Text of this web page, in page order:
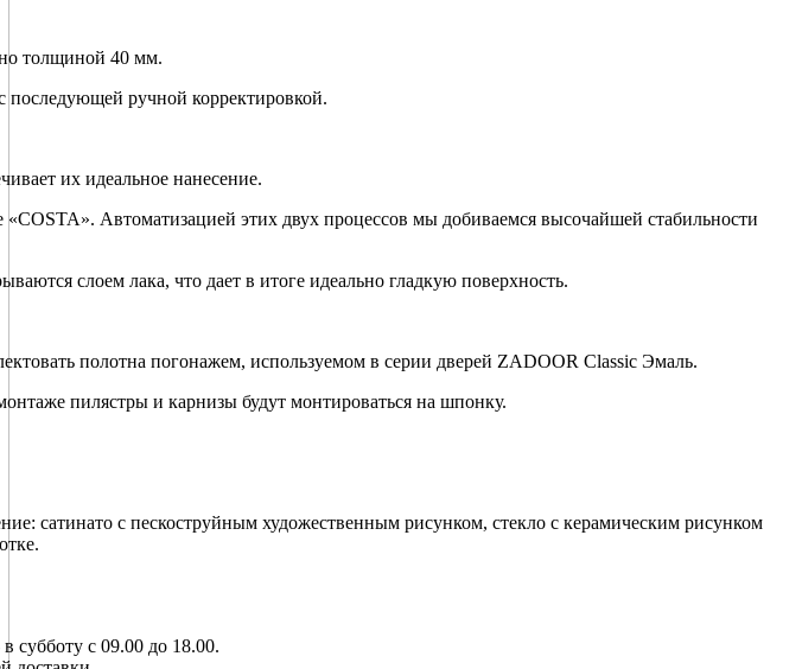
толщиной 40 мм.
последующей ручной корректировкой.
их идеальное нанесение.
Автоматизацией этих двух процессов мы добиваемся высочайшей стабильности
слоем лака, что дает в итоге идеально гладкую поверхность.
полотна погонажем, используемом в серии дверей ZADOOR Classic Эмаль.
пилястры и карнизы будут монтироваться на шпонку.
сатинато с пескоструйным художественным рисунком, стекло с керамическим рисунком
субботу с 09.00 до 18.00.